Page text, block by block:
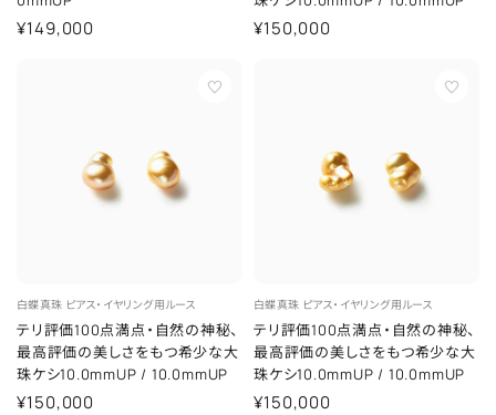
¥149,000 ¥150,000
白蝶真珠 ピアス・イヤリング用ルース
テリ評価100点満点・自然の神秘、
最高評価の美しさをもつ希少な大
珠ケシ10.0mmUP / 10.0mmUP
¥150,000
白蝶真珠 ピアス・イヤリング用ルース
テリ評価100点満点・自然の神秘、
最高評価の美しさをもつ希少な大
珠ケシ10.0mmUP / 10.0mmUP
¥150,000